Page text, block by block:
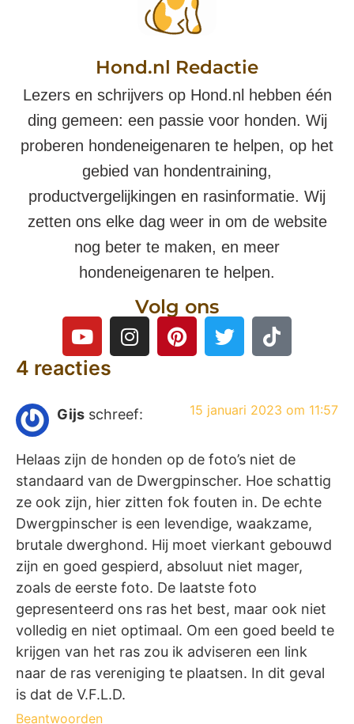
Hond.nl Redactie
Lezers en schrijvers op Hond.nl hebben één
ding gemeen: een passie voor honden. Wij
proberen hondeneigenaren te helpen, op het
gebied van hondentraining,
productvergelijkingen en rasinformatie. Wij
zetten ons elke dag weer in om de website
nog beter te maken, en meer
hondeneigenaren te helpen.
Volg ons
4 reacties
Gijs schreef: 15 januari 2023 om 11:57
Helaas zijn de honden op de foto’s niet de
standaard van de Dwergpinscher. Hoe schattig
ze ook zijn, hier zitten fok fouten in. De echte
Dwergpinscher is een levendige, waakzame,
brutale dwerghond. Hij moet vierkant gebouwd
zijn en goed gespierd, absoluut niet mager,
zoals de eerste foto. De laatste foto
gepresenteerd ons ras het best, maar ook niet
volledig en niet optimaal. Om een goed beeld te
krijgen van het ras zou ik adviseren een link
naar de ras vereniging te plaatsen. In dit geval
is dat de V.F.L.D.
Beantwoorden